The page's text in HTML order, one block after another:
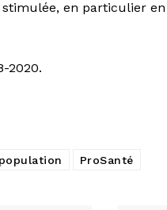
stimulée, en particulier
2020.
population ProSanté